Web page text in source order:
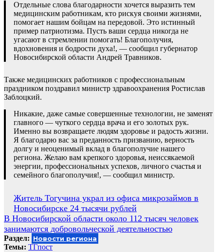
Отдельные слова благодарности хочется выразить тем
медицинским работникам, кто рискуя своими жизнями,
помогает нашим бойцам на передовой. Это истинный
пример патриотизма. Пусть ваши сердца никогда не
угасают в стремлении помогать! Благополучия,
вдохновения и бодрости духа!, — сообщил губернатор
Новосибирской области Андрей Травников.
Также медицинских работников с профессиональным
праздником поздравил министр здравоохранения Ростислав
Заблоцкий.
Никакие, даже самые совершенные технологии, не заменят
главного — чуткого сердца врача и его золотых рук.
Именно вы возвращаете людям здоровье и радость жизни.
Я благодарю вас за преданность призванию, верность
долгу и неоценимый вклад в благополучие нашего
региона. Желаю вам крепкого здоровья, неиссякаемой
энергии, профессиональных успехов, личного счастья и
семейного благополучия!, — сообщил министр.
Навигация
по
записям
Житель Тогучина украл из офиса микрозаймов в
Новосибирске 24 тысячи рублей
В Новосибирской области около 112 тысяч человек
занимаются добровольческой деятельностью
Раздел: Новости региона
Темы: ТГпост